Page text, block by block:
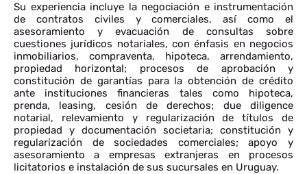
Su experiencia incluye la negociación e instrumentación
de contratos civiles y comerciales, así como el
asesoramiento y evacuación de consultas sobre
cuestiones jurídicos notariales, con énfasis en negocios
inmobiliarios, compraventa, hipoteca, arrendamiento,
propiedad horizontal; procesos de aprobación y
constitución de garantías para la obtención de crédito
ante instituciones financieras tales como hipoteca,
prenda, leasing, cesión de derechos; due diligence
notarial, relevamiento y regularización de títulos de
propiedad y documentación societaria; constitución y
regularización de sociedades comerciales; apoyo y
asesoramiento a empresas extranjeras en procesos
licitatorios e instalación de sus sucursales en Uruguay.